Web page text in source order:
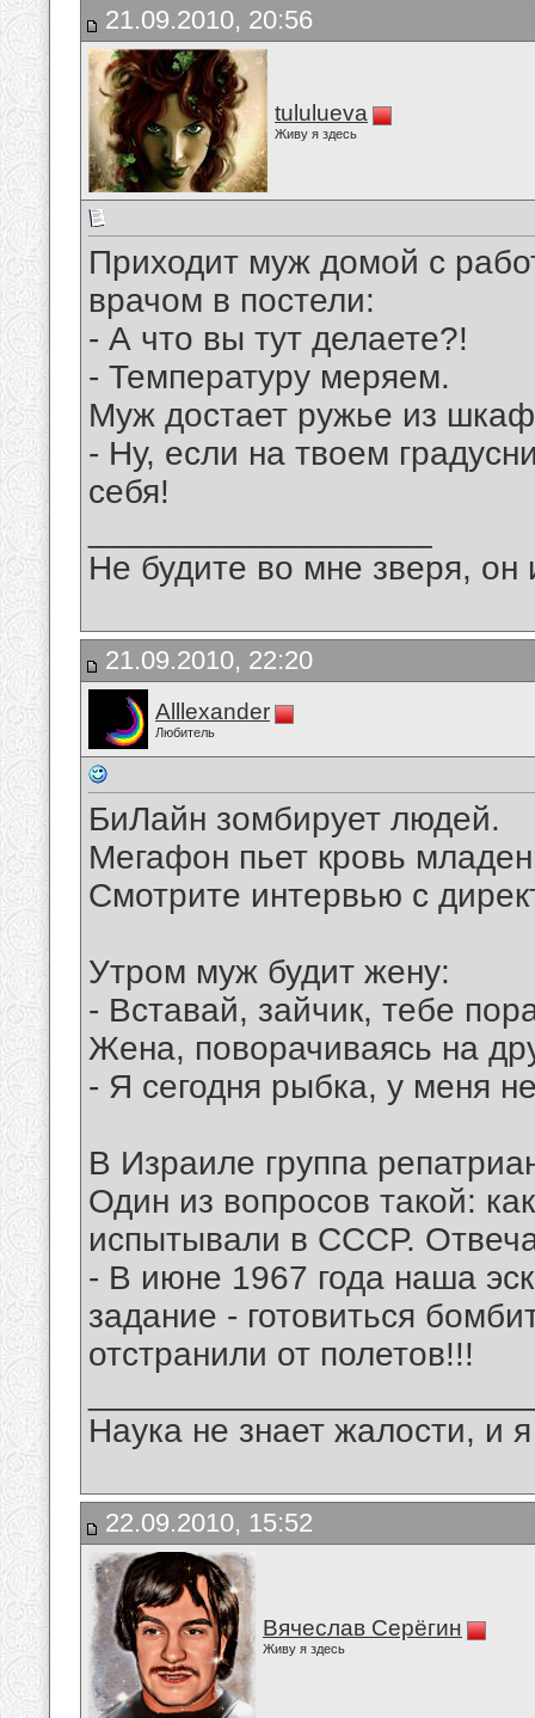
21.09.2010, 20:56
tululueva
Живу я здесь
Приходит муж домой с
врачом в постели:
- А что вы тут делаете?!
- Температуру меряем.
Муж достает ружье из
- Ну, если на твоем
себя!
Не будите во мне зверя, он
21.09.2010, 22:20
Alllexander
Любитель
БиЛайн зомбирует людей.
Мегафон пьет кровь
Смотрите интервью с
Утром муж будит жену:
- Вставай, зайчик, тебе
Жена, поворачиваясь на
- Я сегодня рыбка, у меня
В Израиле группа
Один из вопросов такой:
испытывали в СССР.
- В июне 1967 года наша
задание - готовиться
отстранили от полетов!!!
Наука не знает жалости, и
22.09.2010, 15:52
Вячеслав Серёгин
Живу я здесь